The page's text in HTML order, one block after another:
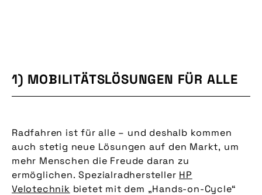
1) MOBILITÄTSLÖSUNGEN FÜR ALLE
Radfahren ist für alle – und deshalb kommen
auch stetig neue Lösungen auf den Markt, um
mehr Menschen die Freude daran zu
ermöglichen. Spezialradhersteller HP
Velotechnik bietet mit dem „Hands-on-Cycle“